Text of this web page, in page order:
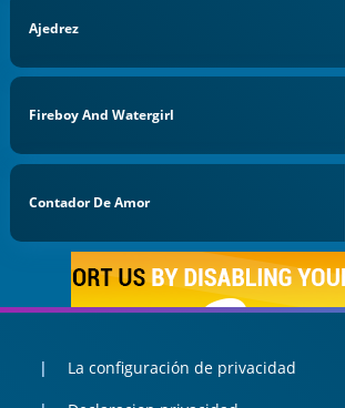
Ajedrez
Fireboy And Watergirl
Contador De Amor
La configuración de privacidad